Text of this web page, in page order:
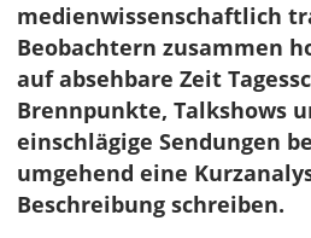
medienwissenschaftlich
Beobachtern zusammen
auf absehbare Zeit
Brennpunkte, Talkshows
einschlägige Sendungen
umgehend eine
Beschreibung schreiben.